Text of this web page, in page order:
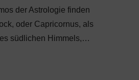
der Astrologie finden
oder Capricornus, als
südlichen Himmels,…